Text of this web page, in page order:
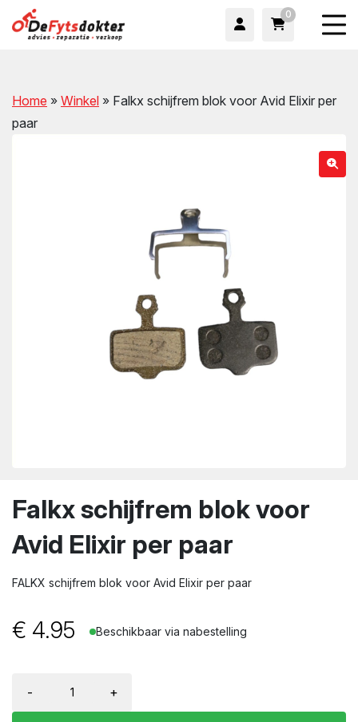
0
Home » Winkel » Falkx schijfrem blok voor Avid Elixir per
paar
Falkx schijfrem blok voor
Avid Elixir per paar
FALKX schijfrem blok voor Avid Elixir per paar
€ 4.95 Beschikbaar via nabestelling
- +